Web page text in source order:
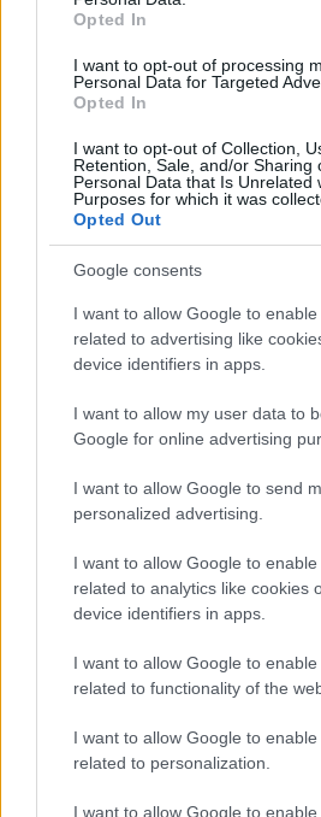
Opted In
I want to opt-out of processing
Personal Data for Targeted
Opted In
I want to opt-out of Collection,
Retention, Sale, and/or Sharing
Personal Data that Is Unrelated
Purposes for which it was
Opted Out
Google consents
I want to allow Google to
related to advertising like
device identifiers in apps.
I want to allow my user data to
Google for online advertising
I want to allow Google to send
personalized advertising.
I want to allow Google to
related to analytics like cookies
device identifiers in apps.
I want to allow Google to
related to functionality of the
I want to allow Google to
related to personalization.
I want to allow Google to
Marian Cozmát "nemcsak mi
el, hanem a nemzetközi sport
Románia is gyászolja" - tudatta
MCFÉSZ elnöke a vasárnapi
követően. "Együtt érzünk
hozzátartozókkal, szurkolókkal,
sportolókért aggódnak" -
Kozák János ugyanakkor utal
"megdöbbenve olvasták
a konkrét adatok ismerete
tényszerűen állítják; az
Az MCFÉSZ a közleményében
hogy az objektív tájékoztatás
nyugalma érdekében kerüljék
Az MCFÉSZ nyomatékosan
politikusok figyelmét arra, hogy
eseményt ne használják fel
politikai céljainak
Bárki legyen is a tettes,
"a cigányság nevében mi
elhatárolódunk, elítéljük
MFCÉSZ közleményében.